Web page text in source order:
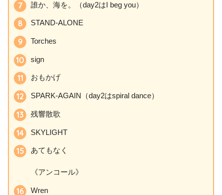
誰か、海を。（day2はI beg you）
STAND-ALONE
Torches
sign
おもかげ
SPARK-AGAIN（day2はspiral dance）
残響散歌
SKYLIGHT
あてもなく
《アンコール》
Wren